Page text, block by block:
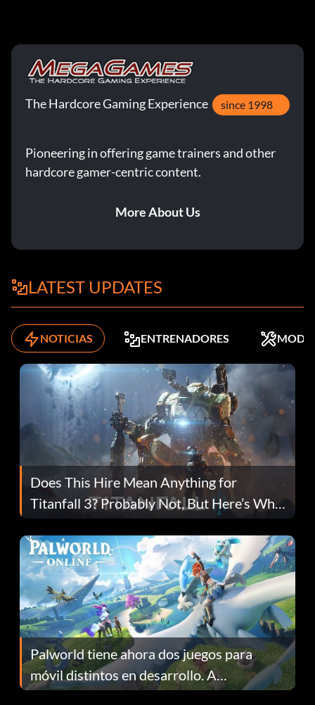
The Hardcore Gaming Experience since 1998
Pioneering in offering game trainers and other
hardcore gamer-centric content.
More About Us
LATEST UPDATES
NOTICIAS ENTRENADORES MODS
Does This Hire Mean Anything for
Titanfall 3? Probably Not, But Here’s Why
Fans Are Hopeful
Palworld tiene ahora dos juegos para
móvil distintos en desarrollo. A
continuación te explicamos por qué.